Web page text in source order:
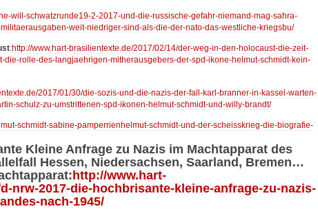
will-schwatzrunde19-2-2017-und-die-russische-gefahr-niemand-mag-sahra-
weit-niedriger-sind-als-die-der-nato-das-westliche-kriegsbu/
:http://www.hart-brasilientexte.de/2017/02/14/der-weg-in-den-holocaust-die-zeit-
rolle-des-langjaehrigen-mitherausgebers-der-spd-ikone-helmut-schmidt-kein-
2017/01/30/die-sozis-und-die-nazis-der-fall-karl-branner-in-kassel-warten-
schulz-zu-umstrittenen-spd-ikonen-helmut-schmidt-und-willy-brandt/
schmidt-sabine-pamperrienhelmut-schmidt-und-der-scheisskrieg-die-biografie-
Kleine Anfrage zu Nazis im Machtapparat des
Hessen, Niedersachsen, Saarland, Bremen…
http://www.hart-
nrw-2017-die-hochbrisante-kleine-anfrage-zu-nazis-
nach-1945/